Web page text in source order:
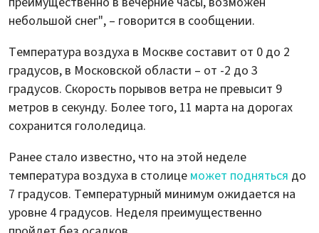
небольшой снег", – говорится в сообщении.
Температура воздуха в Москве составит от 0 до 2
градусов, в Московской области – от -2 до 3
градусов. Скорость порывов ветра не превысит 9
метров в секунду. Более того, 11 марта на дорогах
сохранится гололедица.
Ранее стало известно, что на этой неделе
температура воздуха в столице может подняться до
7 градусов. Температурный минимум ожидается на
уровне 4 градусов. Неделя преимущественно